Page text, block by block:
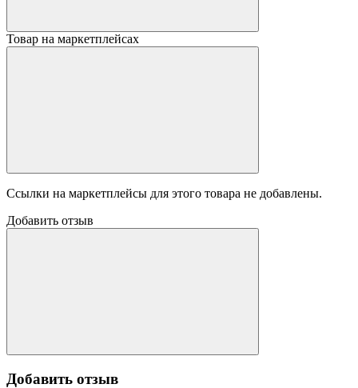
Товар на маркетплейсах
Ссылки на маркетплейсы для этого товара не добавлены.
Добавить отзыв
Добавить отзыв